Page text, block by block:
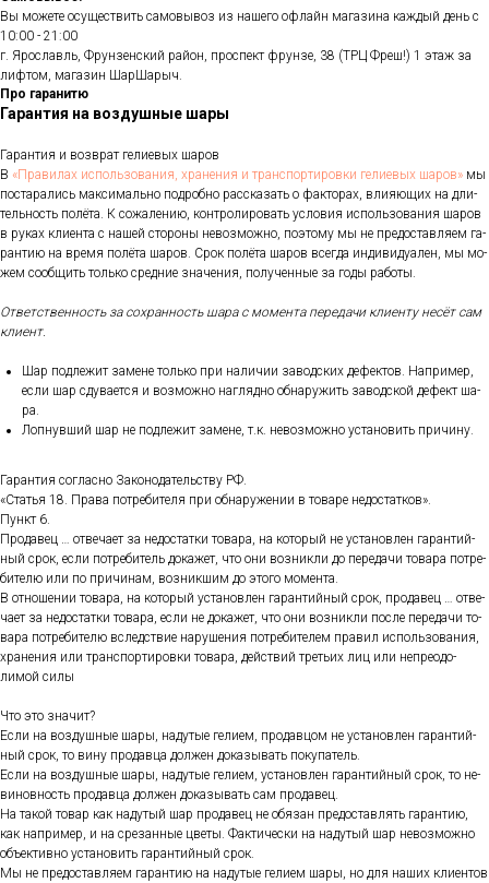
Вы можете осуществить самовывоз из нашего офлайн магазина каждый день с
10:00 - 21:00
г. Ярославль, Фрунзенский район, проспект фрунзе, 38 (ТРЦ Фреш!) 1 этаж за
лифтом, магазин ШарШарыч.
Про гаранитю
Гарантия на воздушные шары
Га­ран­тия и воз­врат ге­ли­евых ша­ров
В «Пра­ви­лах ис­поль­зо­ва­ния, хра­не­ния и тран­спор­ти­ров­ки ге­ли­евых ша­ров» мы
пос­та­рались мак­си­маль­но под­робно рас­ска­зать о фак­то­рах, вли­яющих на дли­
тель­ность по­лёта. К со­жале­нию, кон­тро­лиро­вать ус­ло­вия ис­поль­зо­вания ша­ров
в ру­ках кли­ен­та с на­шей сто­роны не­воз­можно, по­это­му мы не пре­дос­тавля­ем га­
ран­тию на вре­мя по­лёта ша­ров. Срок по­лёта ша­ров всег­да ин­ди­виду­ален, мы мо­
жем со­об­щить толь­ко сред­ние зна­чения, по­лучен­ные за го­ды ра­боты.
От­ветс­твен­ность за сох­ранность ша­ра с мо­мен­та пе­реда­чи кли­ен­ту не­сёт сам
кли­ент.
Шар под­ле­жит за­мене толь­ко при на­личии за­вод­ских де­фек­тов. Нап­ри­мер,
ес­ли шар сду­ва­ет­ся и воз­можно наг­лядно об­на­ружить за­вод­ской де­фект ша­
ра.
Лоп­нувший шар не под­ле­жит за­мене, т.к. не­воз­можно ус­та­новить при­чину.
Га­ран­тия сог­ласно За­коно­датель­ству РФ.
«Статья 18. Пра­ва пот­ре­бите­ля при об­на­руже­нии в то­варе не­дос­татков».
Пункт 6.
Про­давец … от­ве­ча­ет за не­дос­татки то­вара, на ко­торый не ус­та­нов­лен га­ран­тий­
ный срок, ес­ли пот­ре­битель до­кажет, что они воз­никли до пе­реда­чи то­вара пот­ре­
бите­лю или по при­чинам, воз­никшим до это­го мо­мен­та.
В от­но­шении то­вара, на ко­торый ус­та­нов­лен га­ран­тий­ный срок, про­давец … от­ве­
ча­ет за не­дос­татки то­вара, ес­ли не до­кажет, что они воз­никли пос­ле пе­реда­чи то­
вара пот­ре­бите­лю вследс­твие на­руше­ния пот­ре­бите­лем пра­вил ис­поль­зо­вания,
хра­нения или тран­спор­ти­ров­ки то­вара, дей­ствий треть­их лиц или неп­ре­одо­
лимой си­лы
Что это зна­чит?
Ес­ли на воз­душные ша­ры, на­дутые ге­ли­ем, про­дав­цом не ус­та­нов­лен га­ран­тий­
ный срок, то ви­ну про­дав­ца дол­жен до­казы­вать по­купа­тель.
Ес­ли на воз­душные ша­ры, на­дутые ге­ли­ем, ус­та­нов­лен га­ран­тий­ный срок, то не­
винов­ность про­дав­ца дол­жен до­казы­вать сам про­давец.
На та­кой то­вар как на­дутый шар про­давец не обя­зан пре­дос­тавлять га­ран­тию,
как нап­ри­мер, и на сре­зан­ные цве­ты. Фак­ти­чес­ки на на­дутый шар не­воз­можно
объ­ек­тивно ус­та­новить га­ран­тий­ный срок.
Мы не пре­дос­тавля­ем га­ран­тию на на­дутые ге­ли­ем ша­ры, но для на­ших кли­ен­тов